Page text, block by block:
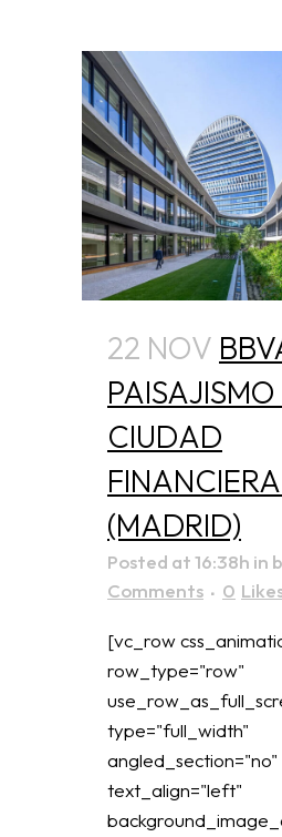
22 NOV
PAISAJISMO
CIUDAD
(MADRID)
Posted at 16:38h in
Comments
0
[vc_row
row_type="row"
type="full_width"
angled_section="no"
text_align="left"